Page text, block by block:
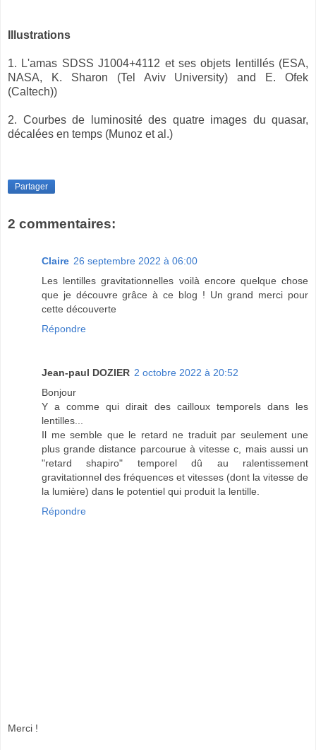
Illustrations
1. L'amas SDSS J1004+4112 et ses objets lentillés (ESA,
NASA, K. Sharon (Tel Aviv University) and E. Ofek
(Caltech))
2. Courbes de luminosité des quatre images du quasar,
décalées en temps (Munoz et al.)
Partager
2 commentaires:
Claire 26 septembre 2022 à 06:00
Les lentilles gravitationnelles voilà encore quelque chose
que je découvre grâce à ce blog ! Un grand merci pour
cette découverte
Répondre
Jean-paul DOZIER 2 octobre 2022 à 20:52
Bonjour
Y a comme qui dirait des cailloux temporels dans les
lentilles...
Il me semble que le retard ne traduit par seulement une
plus grande distance parcourue à vitesse c, mais aussi un
"retard shapiro" temporel dû au ralentissement
gravitationnel des fréquences et vitesses (dont la vitesse de
la lumière) dans le potentiel qui produit la lentille.
Répondre
Merci !